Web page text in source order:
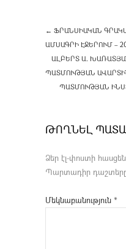
← ՖՐԱՆՍԻԱԿԱՆ
ԱՄՍԱԳՐԻ ԷՋԵՐՈՒՄ –
ԱԼԲԵՐՏ Ա.
ԱՏՄՈՒԹՅԱՆ ԱՎԱՐՏԻՆ
ԱՏՄՈՒԹՅԱՆ
ԹՈՂՆԵԼ
Ձեր էլ-փոստի
Պարտադիր
Մեկնաբանություն *